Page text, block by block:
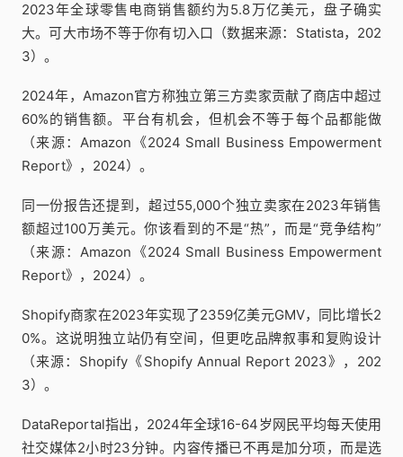
2023年全球零售电商销售额约为5.8万亿美元，盘子确实
大。可大市场不等于你有切入口（数据来源：Statista，202
3）。
2024年，Amazon官方称独立第三方卖家贡献了商店中超过
60%的销售额。平台有机会，但机会不等于每个品都能做
（来源：Amazon《2024 Small Business Empowerment
Report》，2024）。
同一份报告还提到，超过55,000个独立卖家在2023年销售
额超过100万美元。你该看到的不是“热”，而是“竞争结构”
（来源：Amazon《2024 Small Business Empowerment
Report》，2024）。
Shopify商家在2023年实现了2359亿美元GMV，同比增长2
0%。这说明独立站仍有空间，但更吃品牌叙事和复购设计
（来源：Shopify《Shopify Annual Report 2023》，202
3）。
DataReportal指出，2024年全球16-64岁网民平均每天使用
社交媒体2小时23分钟。内容传播已不再是加分项，而是选